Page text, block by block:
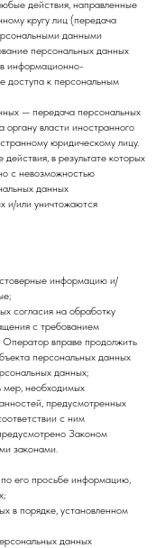
действия, направленные
кругу лиц (передача
данными
персональных данных
информационно-
доступа к персональным
— передача персональных
органу власти иностранного
юридическому лицу.
в результате которых
с невозможностью
данных
и/или уничтожаются
информацию и/
согласия на обработку
с требованием
вправе продолжить
персональных данных
данных;
мер, необходимых
предусмотренных
с ним
Законом
законами.
его просьбе информацию,
в порядке, установленном
данных